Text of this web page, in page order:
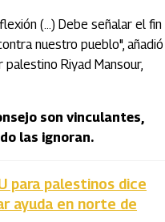
(...) Debe señalar el fin
nuestro pueblo", añadió
Riyad Mansour,
son vinculantes,
las ignoran.
para palestinos dice
ayuda en norte de